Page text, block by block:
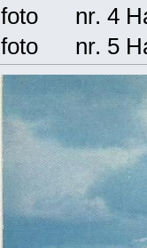
foto nr. 4
foto nr. 5